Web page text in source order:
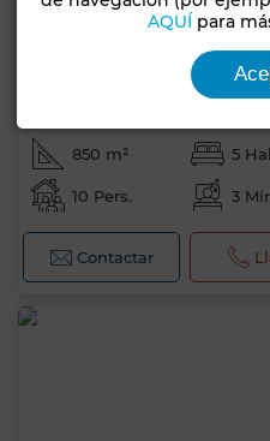
por día
850 m² 5
10 Pers. 3
Contactar
AQUÍ para